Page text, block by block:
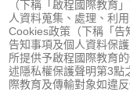
（下稱「啟程國際教育
人資料蒐集、處理、利
Cookies政策（下稱「告
告知事項及個人資料保
所提供予啟程國際教育
述隱私權保護聲明第3點
際教育及傳輸對象如違